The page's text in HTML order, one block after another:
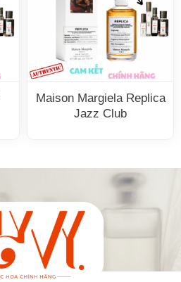
Maison Margiela Replica
Jazz Club